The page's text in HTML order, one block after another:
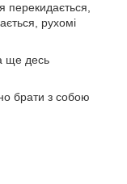
перекидається,
рухомі
ще десь
брати з собою